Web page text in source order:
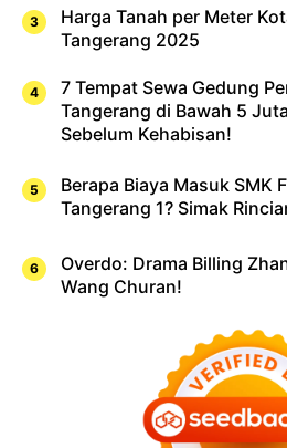
Harga Tanah per Meter
Tangerang 2025
7 Tempat Sewa Gedung
Tangerang di Bawah 5
Sebelum Kehabisan!
Berapa Biaya Masuk SMK
Tangerang 1? Simak
Overdo: Drama Billing
Wang Churan!